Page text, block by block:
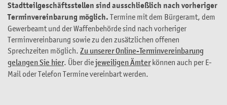
Stadtteilgeschäftsstellen sind ausschließlich nach vorheriger
Terminvereinbarung möglich. Termine mit dem Bürgeramt, dem
Gewerbeamt und der Waffenbehörde sind nach vorheriger
Terminvereinbarung sowie zu den zusätzlichen offenen
Sprechzeiten möglich. Zu unserer Online-Terminvereinbarung
gelangen Sie hier. Über diejeweiligen Ämterkönnen auch per E-
Mail oder Telefon Termine vereinbart werden.